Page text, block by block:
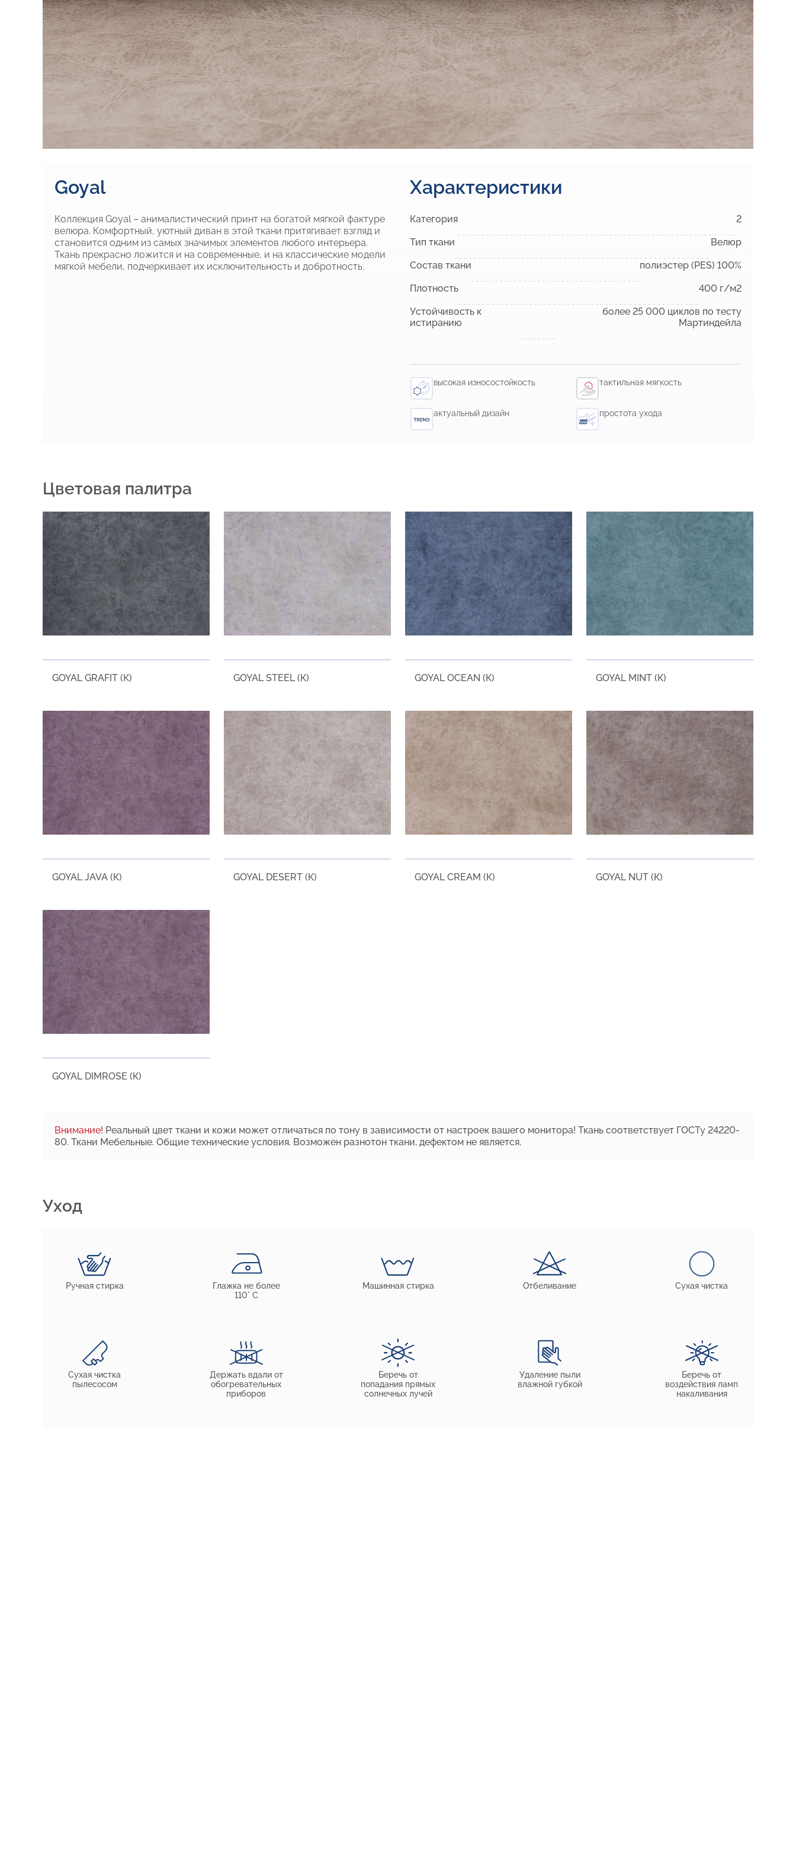
Goyal
Коллекция Goyal – анималистический принт на богатой мягкой фактуре
велюра. Комфортный, уютный диван в этой ткани притягивает взгляд и
становится одним из самых значимых элементов любого интерьера.
Ткань прекрасно ложится и на современные, и на классические модели
мягкой мебели, подчеркивает их исключительность и добротность.
Характеристики
Категория 2
Тип ткани Велюр
Состав ткани полиэстер (PES) 100%
Плотность 400 г/м2
Устойчивость к
истиранию
более 25 000 циклов по тесту
Мартиндейла
высокая износостойкость тактильная мягкость
актуальный дизайн простота ухода
Цветовая палитра
GOYAL GRAFIT (К) GOYAL STEEL (К) GOYAL OCEAN (К) GOYAL MINT (К)
GOYAL JAVA (К) GOYAL DESERT (К) GOYAL CREAM (К) GOYAL NUT (К)
GOYAL DIMROSE (К)
Внимание! Реальный цвет ткани и кожи может отличаться по тону в зависимости от настроек вашего монитора! Ткань соответствует ГОСТу 24220-
80. Ткани Мебельные. Общие технические условия. Возможен разнотон ткани, дефектом не является.
Уход
Ручная стирка
Глажка не более
110° С
Машинная стирка Отбеливание Сухая чистка
Сухая чистка
пылесосом
Держать вдали от
обогревательных
приборов
Беречь от
попадания прямых
солнечных лучей
Удаление пыли
влажной губкой
Беречь от
воздействия ламп
накаливания